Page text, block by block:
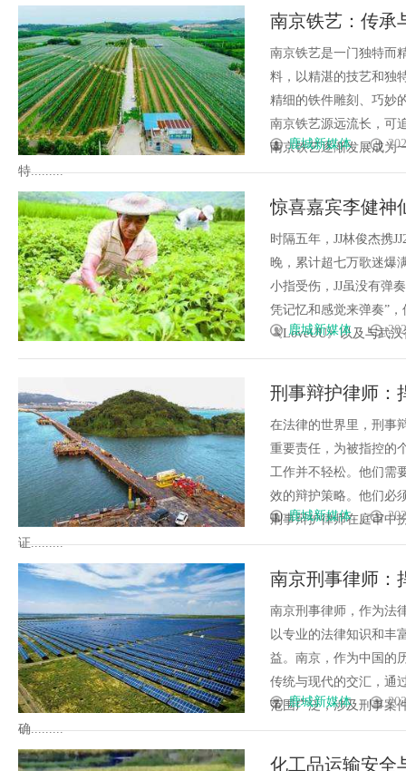
南京铁艺：传承
南京铁艺是一门独特而
料，以精湛的技艺和独
精细的铁件雕刻、巧妙
南京铁艺源远流长，可
南京铁艺逐渐发展成为
特.........
鹿城新媒体
惊喜嘉宾李健神
温暖共鸣
时隔五年，JJ林俊杰携
晚，累计超七万歌迷爆
小指受伤，JJ虽没有弹
凭记忆和感觉来弹奏”
《LoveUU》以及与武
鹿城新媒体
刑事辩护律师：
在法律的世界里，刑事
重要责任，为被指控的
工作并不轻松。他们需
效的辩护策略。他们必
刑事辩护律师在庭审中
证.........
鹿城新媒体
南京刑事律师：
南京刑事律师，作为法
以专业的法律知识和丰
益。南京，作为中国的
传统与现代的交汇，通
范围广泛，涉及刑事案
确.........
鹿城新媒体
化工品运输安全